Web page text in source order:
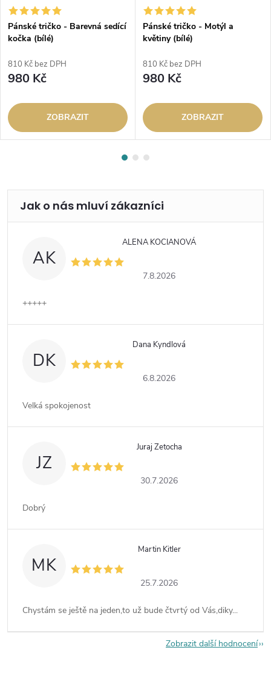
Pánské tričko - Barevná sedící
kočka (bílé)
810 Kč bez DPH
980 Kč
ZOBRAZIT
Pánské tričko - Motýl a
květiny (bílé)
810 Kč bez DPH
980 Kč
ZOBRAZIT
AK
ALENA KOCIANOVÁ
7.8.2026
+++++
DK
Dana Kyndlová
6.8.2026
Velká spokojenost
JZ
Juraj Zetocha
30.7.2026
Dobrý
MK
Martin Kitler
25.7.2026
Chystám se ještě na jeden,to už bude čtvrtý od Vás,diky...
Zobrazit další hodnocení